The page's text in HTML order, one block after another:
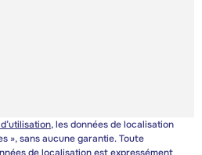
, les données de localisation
», sans aucune garantie. Toute
de localisation est expressément